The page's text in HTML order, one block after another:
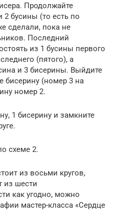
Продолжайте
2 бусины (то есть по
сделали, пока не
Последний
из 1 бусины первого
(пятого), а
и 3 бисерины. Выйдите
бисерину (номер 3 на
номер 2.
1 бисерину и замкните
схеме 2.
из восьми кругов,
из шести
как угодно, можно
мастер-класса «Сердце